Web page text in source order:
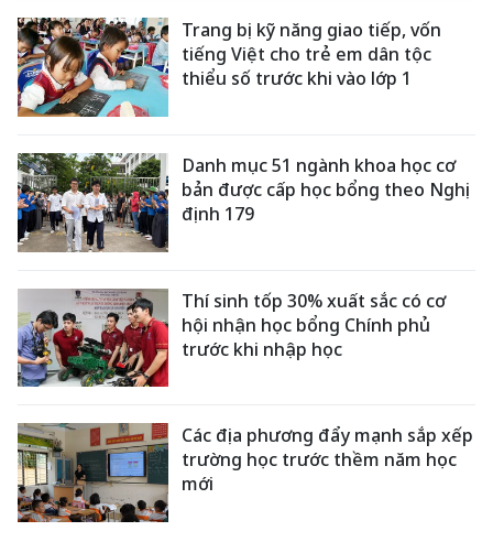
Trang bị kỹ năng giao tiếp, vốn
tiếng Việt cho trẻ em dân tộc
thiểu số trước khi vào lớp 1
Danh mục 51 ngành khoa học cơ
bản được cấp học bổng theo Nghị
định 179
Thí sinh tốp 30% xuất sắc có cơ
hội nhận học bổng Chính phủ
trước khi nhập học
Các địa phương đẩy mạnh sắp xếp
trường học trước thềm năm học
mới